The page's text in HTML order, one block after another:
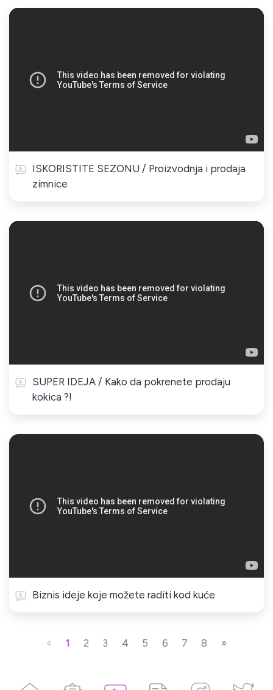
ISKORISTITE SEZONU / Proizvodnja i prodaja
zimnice
SUPER IDEJA / Kako da pokrenete prodaju
kokica ?!
Biznis ideje koje možete raditi kod kuće
« 1 2 3 4 5 6 7 8 »